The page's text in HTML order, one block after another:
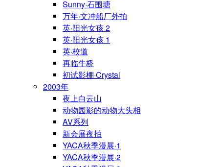
Sunny·石围塘
万年·文冲船厂外拍
英·阳光女孩 2
英·阳光女孩 1
英·校道
再临牛桥
初试影棚·Crystal
2003年
夜上白云山
动物园影的动物大头相
AV系列
新会展夜拍
YACA秋季漫展·1
YACA秋季漫展·2